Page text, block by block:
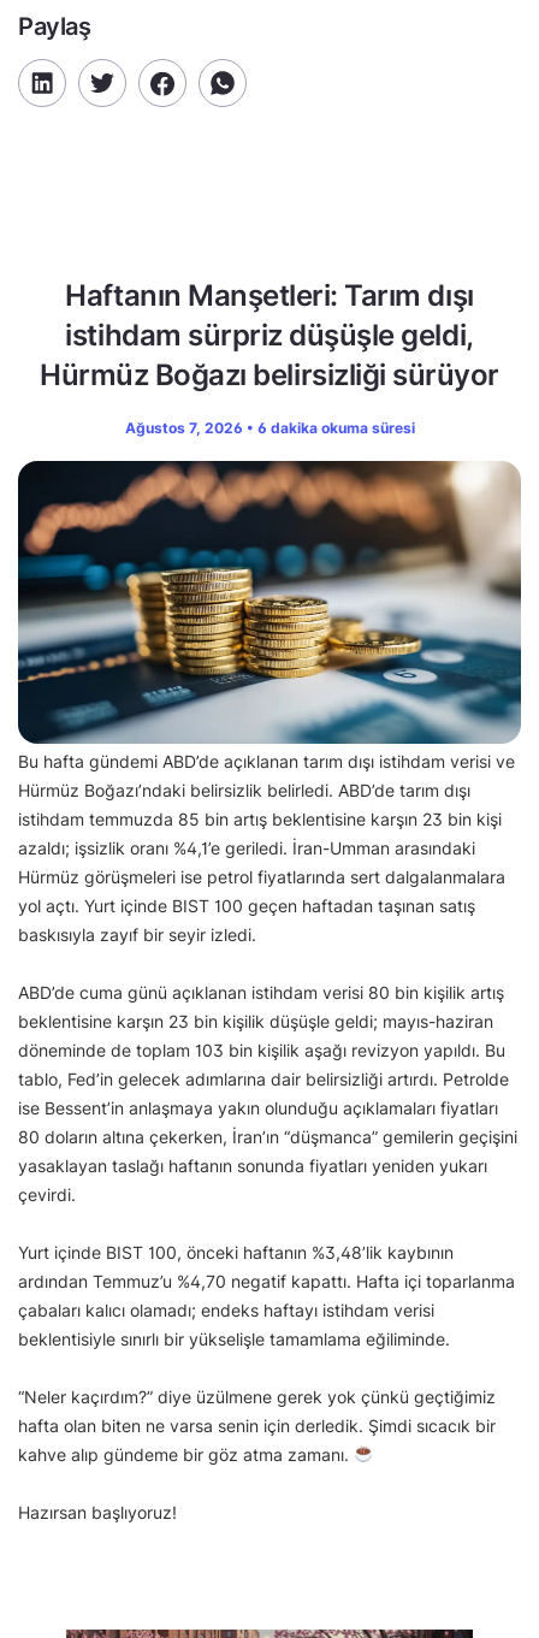
Paylaş
Haftanın Manşetleri: Tarım dışı
istihdam sürpriz düşüşle geldi,
Hürmüz Boğazı belirsizliği sürüyor
Ağustos 7, 2026 • 6 dakika okuma süresi
Bu hafta gündemi ABD’de açıklanan tarım dışı istihdam verisi ve
Hürmüz Boğazı’ndaki belirsizlik belirledi. ABD’de tarım dışı
istihdam temmuzda 85 bin artış beklentisine karşın 23 bin kişi
azaldı; işsizlik oranı %4,1’e geriledi. İran-Umman arasındaki
Hürmüz görüşmeleri ise petrol fiyatlarında sert dalgalanmalara
yol açtı. Yurt içinde BIST 100 geçen haftadan taşınan satış
baskısıyla zayıf bir seyir izledi.
ABD’de cuma günü açıklanan istihdam verisi 80 bin kişilik artış
beklentisine karşın 23 bin kişilik düşüşle geldi; mayıs-haziran
döneminde de toplam 103 bin kişilik aşağı revizyon yapıldı. Bu
tablo, Fed’in gelecek adımlarına dair belirsizliği artırdı. Petrolde
ise Bessent’in anlaşmaya yakın olunduğu açıklamaları fiyatları
80 doların altına çekerken, İran’ın “düşmanca” gemilerin geçişini
yasaklayan taslağı haftanın sonunda fiyatları yeniden yukarı
çevirdi.
Yurt içinde BIST 100, önceki haftanın %3,48’lik kaybının
ardından Temmuz’u %4,70 negatif kapattı. Hafta içi toparlanma
çabaları kalıcı olamadı; endeks haftayı istihdam verisi
beklentisiyle sınırlı bir yükselişle tamamlama eğiliminde.
“Neler kaçırdım?” diye üzülmene gerek yok çünkü geçtiğimiz
hafta olan biten ne varsa senin için derledik. Şimdi sıcacık bir
kahve alıp gündeme bir göz atma zamanı.
Hazırsan başlıyoruz!